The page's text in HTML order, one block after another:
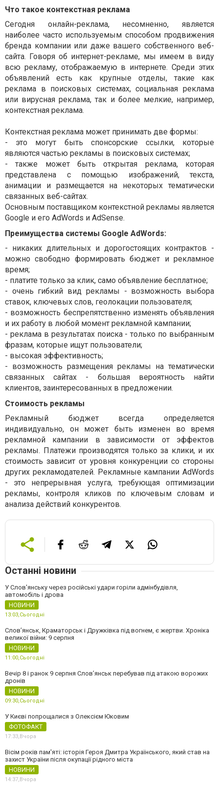
Что такое контекстная реклама
Сегодня онлайн-реклама, несомненно, является
наиболее часто используемым способом продвижения
бренда компании или даже вашего собственного веб-
сайта. Говоря об интернет-рекламе, мы имеем в виду
всю рекламу, отображаемую в интернете. Среди этих
объявлений есть как крупные отделы, такие как
реклама в поисковых системах, социальная реклама
или вирусная реклама, так и более мелкие, например,
контекстная реклама.
Контекстная реклама может принимать две формы:
- это могут быть спонсорские ссылки, которые
являются частью рекламы в поисковых системах;
- также может быть открытая реклама, которая
представлена с помощью изображений, текста,
анимации и размещается на некоторых тематически
связанных веб-сайтах.
Основным поставщиком контекстной рекламы является
Google и его AdWords и AdSense.
Преимущества системы Google AdWords:
- никаких длительных и дорогостоящих контрактов -
можно свободно формировать бюджет и рекламное
время;
- платите только за клик, само объявление бесплатное;
- очень гибкий вид рекламы - возможность выбора
ставок, ключевых слов, геолокации пользователя;
- возможность беспрепятственно изменять объявления
и их работу в любой момент рекламной кампании;
- реклама в результатах поиска - только по выбранным
фразам, которые ищут пользователи;
- высокая эффективность;
- возможность размещения рекламы на тематически
связанных сайтах - большая вероятность найти
клиентов, заинтересованных в предложении.
Стоимость рекламы
Рекламный бюджет всегда определяется
индивидуально, он может быть изменен во время
рекламной кампании в зависимости от эффектов
рекламы. Платежи производятся только за клики, и их
стоимость зависит от уровня конкуренции со стороны
других рекламодателей. Рекламные кампании AdWords
- это непрерывная услуга, требующая оптимизации
рекламы, контроля кликов по ключевым словам и
анализа действий конкурентов.
Останні новини
У Слов'янську через російські удари горіли адмінбудівля,
автомобіль і дрова
НОВИНИ
13:03,Сьогодні
Слов’янськ, Краматорськ і Дружківка під вогнем, є жертви. Хроніка
великої війни: 9 серпня
НОВИНИ
11:00,Сьогодні
Вечір 8 і ранок 9 серпня Слов’янськ перебував під атакою ворожих
дронів
НОВИНИ
09:30,Сьогодні
У Києві попрощалися з Олексієм Юковим
ФОТОФАКТ
17:33,Вчора
Вісім років пам'яті: історія Героя Дмитра Українського, який став на
захист України після окупації рідного міста
НОВИНИ
14:37,Вчора